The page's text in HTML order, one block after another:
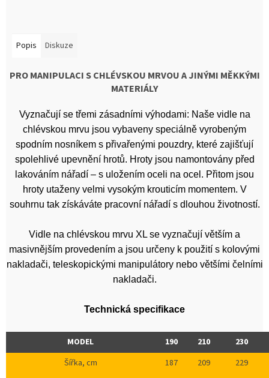
Popis Diskuze
PRO MANIPULACI S CHLÉVSKOU MRVOU A JINÝMI MĚKKÝMI
MATERIÁLY
Vyznačují se třemi zásadními výhodami: Naše vidle na
chlévskou mrvu jsou vybaveny speciálně vyrobeným
spodním nosníkem s přivařenými pouzdry, které zajišťují
spolehlivé upevnění hrotů. Hroty jsou namontovány před
lakováním nářadí – s uložením oceli na ocel. Přitom jsou
hroty utaženy velmi vysokým krouticím momentem. V
souhrnu tak získáváte pracovní nářadí s dlouhou životností.
Vidle na chlévskou mrvu XL se vyznačují větším a
masivnějším provedením a jsou určeny k použití s kolovými
nakladači, teleskopickými manipulátory nebo většími čelními
nakladači.
Technická specifikace
MODEL 190 210
230
Šířka, cm
187 209
229